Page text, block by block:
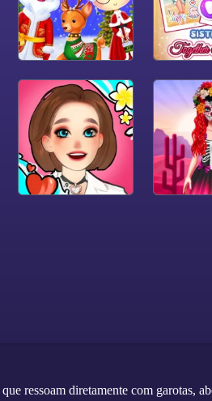
ressoam diretamente com garotas,